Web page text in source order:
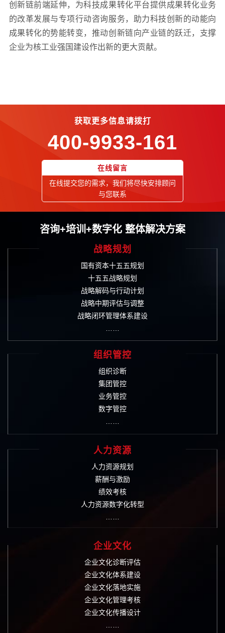
创新链前端延伸，为科技成果转化平台提供成果转化业务
的改革发展与专项行动咨询服务，助力科技创新的动能向
成果转化的势能转变，推动创新链向产业链的跃迁，支撑
企业为核工业强国建设作出新的更大贡献。
获取更多信息请拨打
400-9933-161
在线留言
在线提交您的需求，我们将尽快安排顾问
与您联系
咨询+培训+数字化 整体解决方案
战略规划
国有资本十五五规划
十五五战略规划
战略解码与行动计划
战略中期评估与调整
战略闭环管理体系建设
组织管控
组织诊断
集团管控
业务管控
数字管控
人力资源
人力资源规划
薪酬与激励
绩效考核
人力资源数字化转型
企业文化
企业文化诊断评估
企业文化体系建设
企业文化落地实施
企业文化管理考核
企业文化传播设计